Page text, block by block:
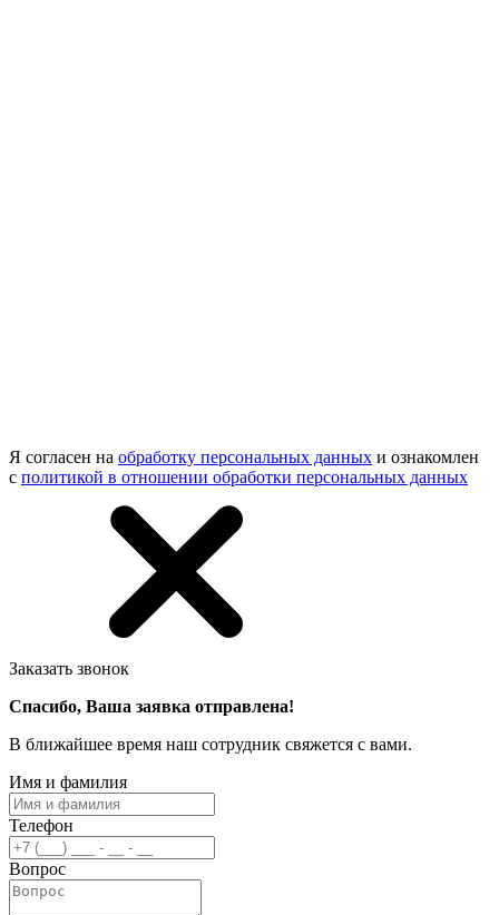
Я согласен на обработку персональных данных и ознакомлен
с политикой в отношении обработки персональных данных
Заказать звонок
Спасибо, Ваша заявка отправлена!
В ближайшее время наш сотрудник свяжется с вами.
Имя и фамилия
Телефон
Вопрос